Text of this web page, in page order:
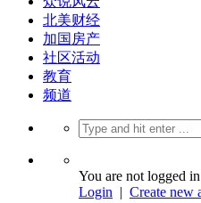
北美财经
加国房产
社区活动
教育
频道
You are not logged
Login | Create new